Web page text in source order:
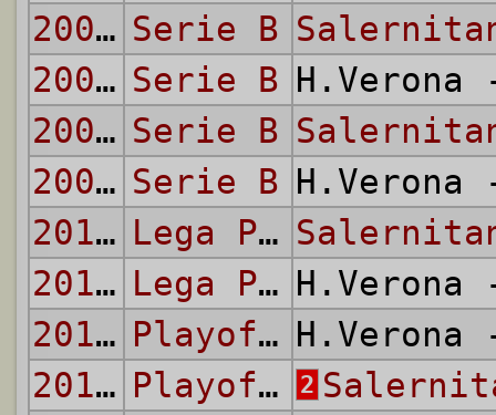
2003/04 Serie B
2003/04 Serie B
2004/05 Serie B
2004/05 Serie B
2010/11
Lega Pro - Prima Divisione
2010/11
Lega Pro - Prima Divisione
2010/11
Playoff Promozione
2010/11
Playoff Promozione 2